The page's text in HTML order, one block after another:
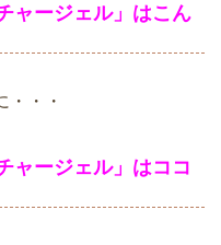
ャージェル」はこん
・・・
ャージェル」はココ